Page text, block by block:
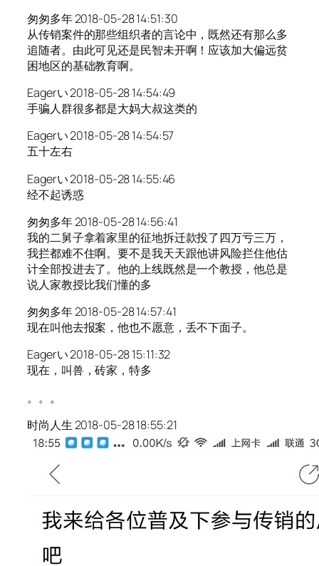
匆匆多年 2018-05-28 14:51:30
从传销案件的那些组织者的言论中，既然还有那么多
追随者。由此可见还是民智未开啊！应该加大偏远贫
困地区的基础教育啊。
Eagerい 2018-05-28 14:54:49
手骗人群很多都是大妈大叔这类的
Eagerい 2018-05-28 14:54:57
五十左右
Eagerい 2018-05-28 14:55:46
经不起诱惑
匆匆多年 2018-05-28 14:56:41
我的二舅子拿着家里的征地拆迁款投了四万亏三万，
我拦都难不住啊。要不是我天天跟他讲风险拦住他估
计全部投进去了。他的上线既然是一个教授，他总是
说人家教授比我们懂的多
匆匆多年 2018-05-28 14:57:41
现在叫他去报案，他也不愿意，丢不下面子。
Eagerい 2018-05-28 15:11:32
现在，叫兽，砖家，特多
。。。
时尚人生 2018-05-28 18:55:21